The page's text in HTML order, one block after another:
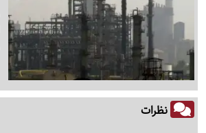
نظرات